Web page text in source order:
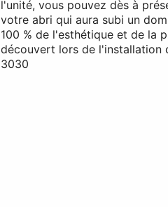
l'unité, vous pouvez dès à
votre abri qui aura subi un
100 % de l'esthétique et de la
découvert lors de l'installation
3030